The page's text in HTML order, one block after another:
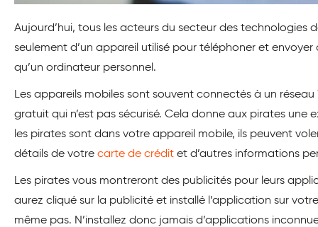
Aujourd’hui, tous les acteurs du secteur des technologies
seulement d’un appareil utilisé pour téléphoner et
qu’un ordinateur personnel.
Les appareils mobiles sont souvent connectés à un
gratuit qui n’est pas sécurisé. Cela donne aux pirates une
les pirates sont dans votre appareil mobile, ils peuvent
détails de votre carte de crédit et d’autres informations
Les pirates vous montreront des publicités pour leurs
aurez cliqué sur la publicité et installé l’application sur
même pas. N’installez donc jamais d’applications